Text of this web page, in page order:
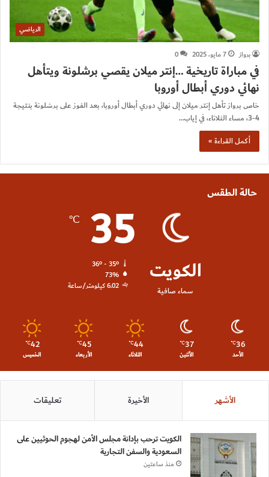
الرياضي
برواز
7 مايو، 2025 0
في مباراة تاريخية …إنتر ميلان يقصي برشلونة ويتأهل
نهائي دوري أبطال أوروبا
خاص برواز تأهل إنتر ميلان إلى نهائي دوري أبطال أوروبا، بعد الفوز على برشلونة بنتيجة
4-3، مساء الثلاثاء، في إياب…
أكمل القراءة »
حالة الطقس
الكويت
سماء صافية
35
℃
36º - 35º
73%
6.02 كيلومتر/ساعة
36
℃
الأحد
37
℃
الأثنين
44
℃
الثلاثاء
45
℃
الأربعاء
42
℃
الخميس
الأشهر الأخيرة تعليقات
الكويت ترحب بإدانة مجلس الأمن لهجوم الحوثيين على
السعودية والسفن التجارية
منذ ساعتين